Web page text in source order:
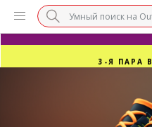
БЕЗ НАЦЕНКИ
ПОСЛЕДНИЕ
СУПЕРАКЦИЯ